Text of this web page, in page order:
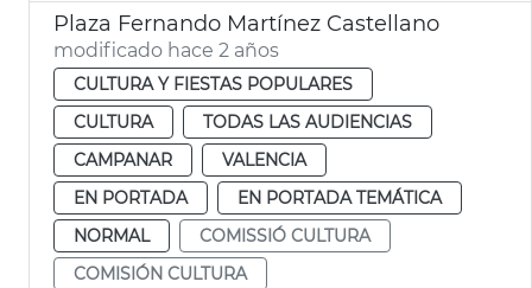
Plaza Fernando Martínez Castellano
modificado hace 2 años
CULTURA Y FIESTAS POPULARES
CULTURA
TODAS LAS AUDIENCIAS
CAMPANAR
VALENCIA
EN PORTADA
EN PORTADA TEMÁTICA
NORMAL
COMISSIÓ CULTURA
COMISIÓN CULTURA